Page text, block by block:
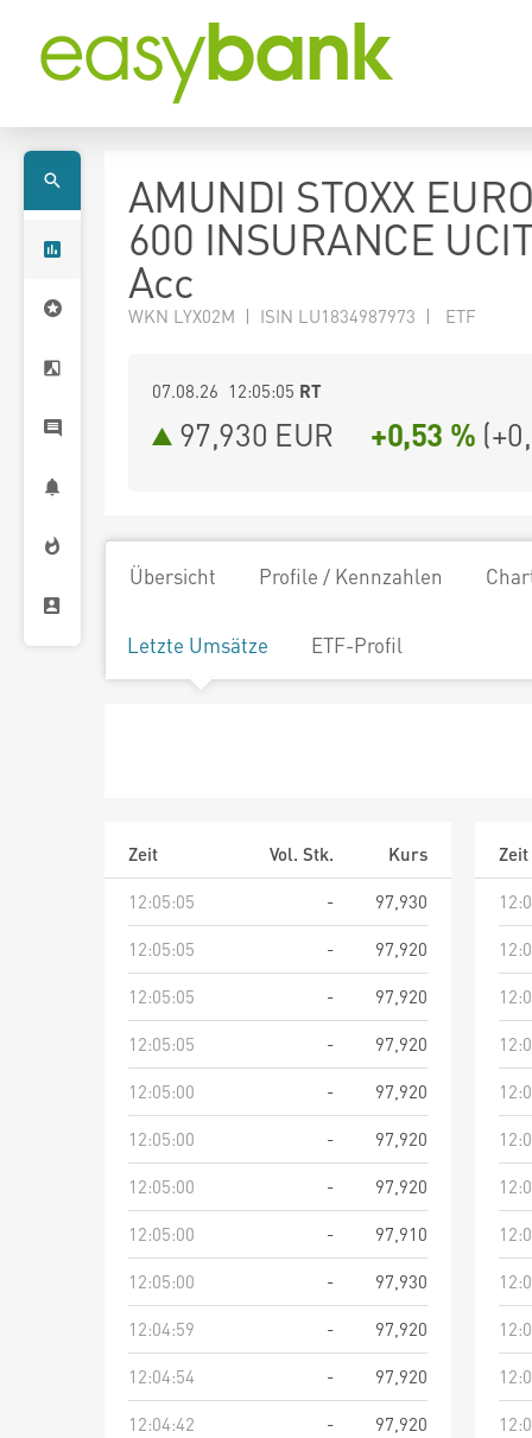
AMUNDI STOXX
600 INSURANCE
Acc
WKN LYX02M | ISIN LU1834987973 | ETF
07.08.26 12:05:05 RT
97,930 EUR +0,53 % (
Übersicht Profile / Kennzahlen
Letzte Umsätze ETF-Profil
Zeit Vol. Stk.
Kurs
12:05:05
-
97,930
12:05:05
-
97,920
12:05:05
-
97,920
12:05:05
-
97,920
12:05:00
-
97,920
12:05:00
-
97,920
12:05:00
-
97,920
12:05:00
-
97,910
12:05:00
-
97,930
12:04:59
-
97,920
12:04:54
-
97,920
12:04:42
-
97,920
Zeit